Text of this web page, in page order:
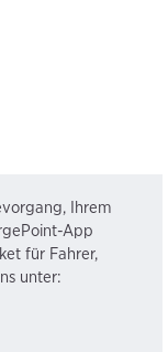
Ihrem
App
für Fahrer,
unter: